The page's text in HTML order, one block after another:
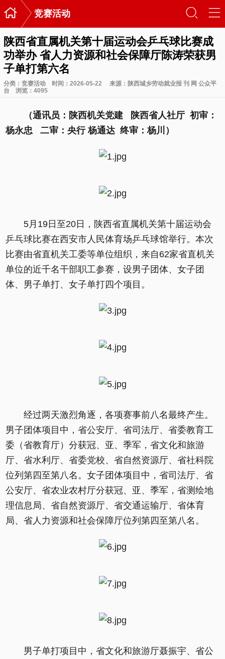
 竞赛活动 󰃙 󰆉
陕西省直属机关第十届运动会乒乓球比赛成
功举办 省人力资源和社会保障厅陈涛荣获男
子单打第六名
分类： 竞赛活动 时间：2026-05-22
来源：陕西城乡劳动就业报 刊 网 公众平
台
浏览： 4095
（通讯员：陕西机关党建 陕西省人社厅 初审：
杨永忠 二审：央行 杨通达 终审：杨川）
5月19日至20日，陕西省直属机关第十届运动会
乒乓球比赛在西安市人民体育场乒乓球馆举行。本次
比赛由省直机关工委等单位组织，来自62家省直机关
单位的近千名干部职工参赛，设男子团体、女子团
体、男子单打、女子单打四个项目。
经过两天激烈角逐，各项赛事前八名最终产生。
男子团体项目中，省公安厅、省司法厅、省委教育工
委（省教育厅）分获冠、亚、季军，省文化和旅游
厅、省水利厅、省委党校、省自然资源厅、省社科院
位列第四至第八名。女子团体项目中，省司法厅、省
公安厅、省农业农村厅分获冠、亚、季军，省测绘地
理信息局、省自然资源厅、省交通运输厅、省体育
局、省人力资源和社会保障厅位列第四至第八名。
男子单打项目中，省文化和旅游厅聂振宇、省公